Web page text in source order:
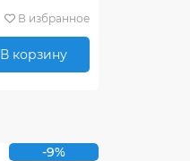
В избранное
В корзину
-9%